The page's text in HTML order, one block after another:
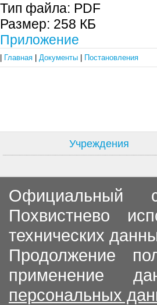
Тип файла: PDF
Размер: 258 КБ
Приложение
Главная Документы Постановления
Учреждения
Официальный
Похвистнево
технических
Продолжение
применение
персональных